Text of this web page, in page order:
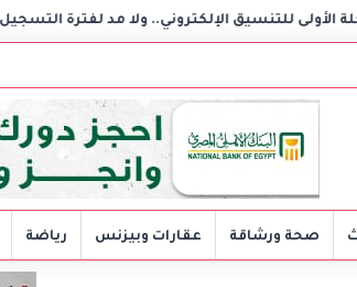
داليا ولا مد لفترة التسجيل
صحة ورشاقة عقارات وبيزنس رياضة